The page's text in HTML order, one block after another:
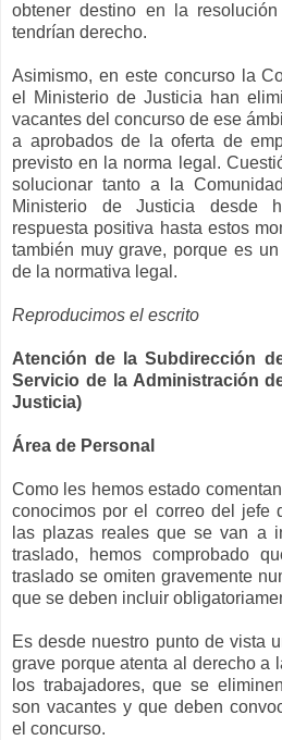
obtener destino en la
tendrían derecho.
Asimismo, en este concurso la
el Ministerio de Justicia han
vacantes del concurso de ese
a aprobados de la oferta de
previsto en la norma legal.
solucionar tanto a la
Ministerio de Justicia desde
respuesta positiva hasta estos
también muy grave, porque es
de la normativa legal.
Reproducimos el escrito
Atención de la Subdirección
Servicio de la Administración
Justicia)
Área de Personal
Como les hemos estado
conocimos por el correo del jefe
las plazas reales que se van a
traslado, hemos comprobado
traslado se omiten gravemente
que se deben incluir
Es desde nuestro punto de vista
grave porque atenta al derecho a
los trabajadores, que se
son vacantes y que deben
el concurso.